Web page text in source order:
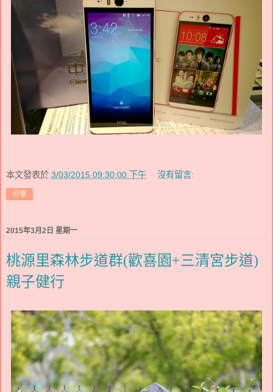
本文發表於 3/03/2015 09:30:00 下午 沒有留言:
分享
2015年3月2日 星期一
桃源里森林步道群(歡喜園+三清宮步道)
親子健行